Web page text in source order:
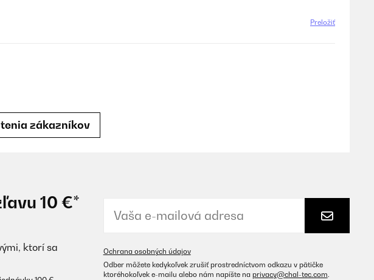
Preložiť
nicht zu laut
zákazníkov
10 €*
ktorí sa
Ochrana osobných údajov
Odber môžete kedykoľvek zrušiť prostredníctvom odkazu v pätičke
ktoréhokoľvek e-mailu alebo nám napíšte na privacy@chal-tec.com.